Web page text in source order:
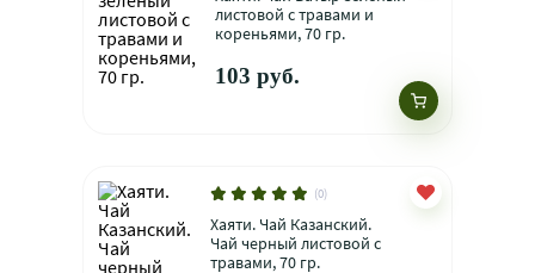
листовой с травами и
кореньями, 70 гр.
103 руб.
(0)
Хаяти. Чай Казанский.
Чай черный листовой с
травами, 70 гр.